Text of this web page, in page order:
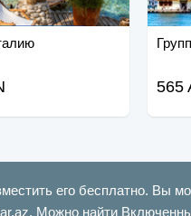
565
его бесплатно. Вы
Можно найти